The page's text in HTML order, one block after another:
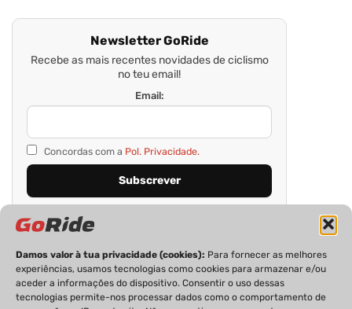
Damos valor à tua privacidade (cookies): Para fornecer as melhores
experiências, usamos tecnologias como cookies para armazenar e/ou
aceder a informações do dispositivo. Consentir o uso dessas
tecnologias permite-nos processar dados como o comportamento de
Newsletter GoRide
Recebe as mais recentes novidades de ciclismo
no teu email!
Email:
Concordas com a Pol. Privacidade.